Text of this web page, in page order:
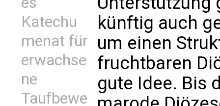
Katechu
menat für
erwachse
ne
Taufbewe
künftig auch
um einen
fruchtbaren
gute Idee. Bis